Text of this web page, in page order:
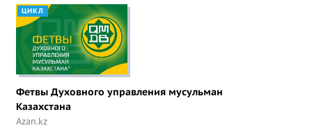
ЦИКЛ
Фетвы Духовного управления мусульман
Казахстана
Azan.kz